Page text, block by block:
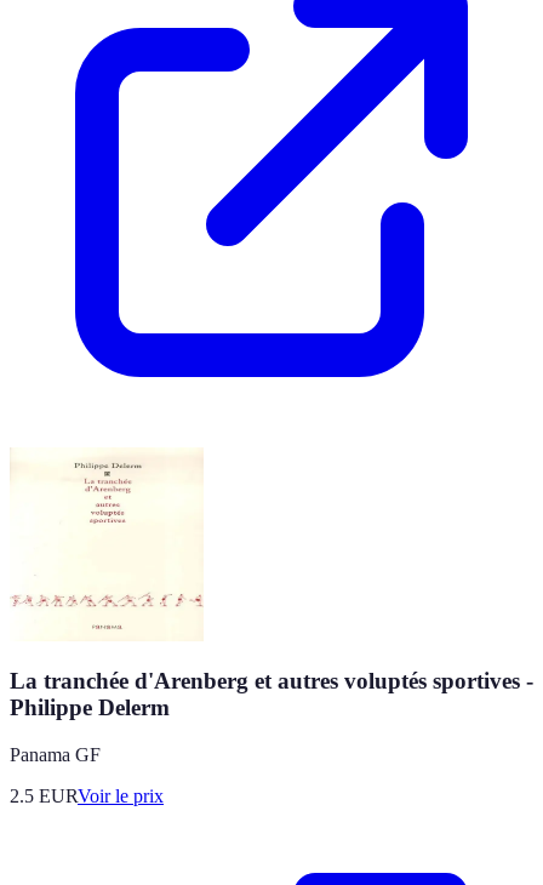
La tranchée d'Arenberg et autres voluptés sportives -
Philippe Delerm
Panama GF
2.5 EURVoir le prix